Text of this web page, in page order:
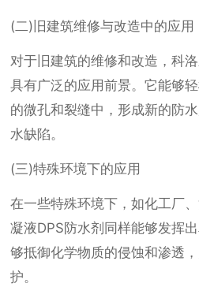
(二)旧建筑维修与改造中的应用
对于旧建筑的维修和改造，科
具有广泛的应用前景。它能够
的微孔和裂缝中，形成新的防
水缺陷。
(三)特殊环境下的应用
在一些特殊环境下，如化工厂
凝液DPS防水剂同样能够发挥
够抵御化学物质的侵蚀和渗透
护。